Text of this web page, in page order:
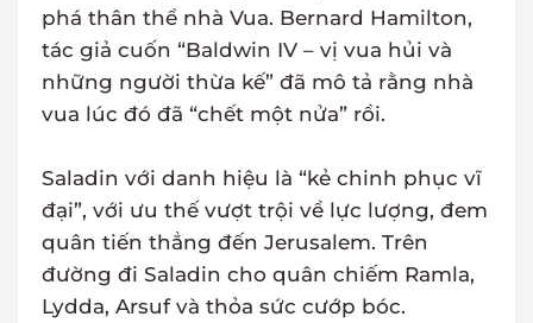
phá thân thể nhà Vua. Bernard Hamilton,
tác giả cuốn “Baldwin IV – vị vua hủi và
những người thừa kế” đã mô tả rằng nhà
vua lúc đó đã “chết một nửa” rồi.
Saladin với danh hiệu là “kẻ chinh phục vĩ
đại”, với ưu thế vượt trội về lực lượng, đem
quân tiến thẳng đến Jerusalem. Trên
đường đi Saladin cho quân chiếm Ramla,
Lydda, Arsuf và thỏa sức cướp bóc.